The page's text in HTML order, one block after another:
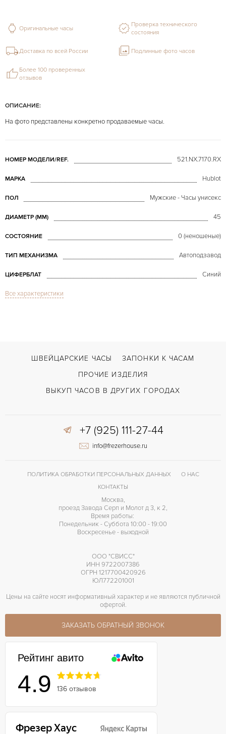
ОПИСАНИЕ:
На фото представлены конкретно продаваемые часы.
НОМЕР МОДЕЛИ/REF. 521.NX.7170.RX
МАРКА Hublot
ПОЛ Мужские - Часы унисекс
ДИАМЕТР (MM) 45
СОСТОЯНИЕ 0 (неношеные)
ТИП МЕХАНИЗМА Автоподзавод
ЦИФЕРБЛАТ Синий
СТЕКЛО
Двойной сложности застежка
Прозрачная задняя крышка
Все характеристики
Оригинальные часы
Проверка технического
состояния
Доставка по всей России Подлинные фото часов
Более 100 проверенных
отзывов
ШВЕЙЦАРСКИЕ ЧАСЫ
ЗАПОНКИ К ЧАСАМ
ПРОЧИЕ ИЗДЕЛИЯ
ВЫКУП ЧАСОВ В ДРУГИХ ГОРОДАХ
+7 (925) 111-27-44
info@frezerhouse.ru
ПОЛИТИКА ОБРАБОТКИ ПЕРСОНАЛЬНЫХ ДАННЫХ
О НАС
КОНТАКТЫ
Москва,
проезд Завода Серп и Молот д 3, к 2,
Время работы:
Понедельник - Суббота 10:00 - 19:00
Воскресенье - выходной
ООО "СВИСС"
ИНН 9722007386
ОГРН 1217700420926
ЮЛ772201001
Цены на сайте носят информативный характер и не являются публичной
офертой.
ЗАКАЗАТЬ ОБРАТНЫЙ ЗВОНОК
Рейтинг авито
4.9 136 отзывов